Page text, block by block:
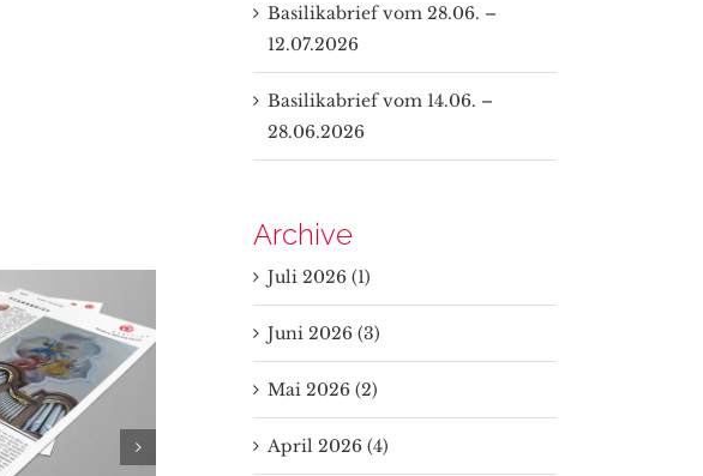
Basilikabrief vom 28.06. –
12.07.2026
Basilikabrief vom 14.06. –
28.06.2026
Archive
Juli 2026 (1)
Juni 2026 (3)
Mai 2026 (2)
April 2026 (4)